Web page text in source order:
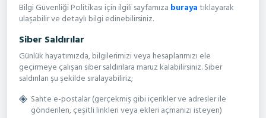
Bilgi Güvenliği Politikası için ilgili sayfamıza burayatıklayarak
ulaşabilir ve detaylı bilgi edinebilirsiniz.
Siber Saldırılar
Günlük hayatımızda, bilgilerimizi veya hesaplarımızı ele
geçirmeye çalışan siber saldırılara maruz kalabilirsiniz. Siber
saldırıları şu şekilde sıralayabiliriz;
Sahte e-postalar (gerçekmiş gibi içerikler ve adresler ile
gönderilen, çeşitli linkleri veya ekleri açmanızı isteyen)